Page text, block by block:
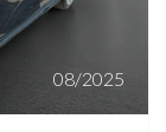
08/2025